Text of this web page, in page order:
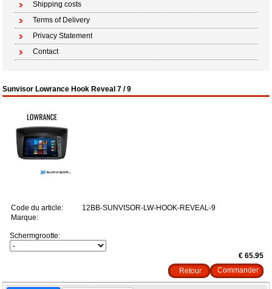
Shipping costs
Terms of Delivery
Privacy Statement
Contact
Sunvisor Lowrance Hook Reveal 7 / 9
Code du article:
12BB-SUNVISOR-LW-HOOK-REVEAL-9
Marque:
Schermgrootte:
€ 65.95
Retour